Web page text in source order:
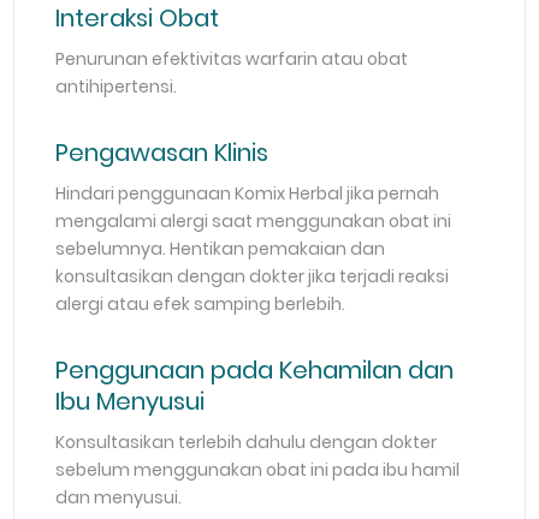
Interaksi Obat
Penurunan efektivitas warfarin atau obat
antihipertensi.
Pengawasan Klinis
Hindari penggunaan Komix Herbal jika pernah
mengalami alergi saat menggunakan obat ini
sebelumnya. Hentikan pemakaian dan
konsultasikan dengan dokter jika terjadi reaksi
alergi atau efek samping berlebih.
Penggunaan pada Kehamilan dan
Ibu Menyusui
Konsultasikan terlebih dahulu dengan dokter
sebelum menggunakan obat ini pada ibu hamil
dan menyusui.